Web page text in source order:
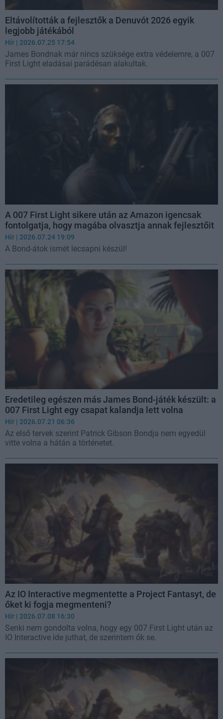
Eltávolították a fejlesztők a Denuvót 2026 egyik
legjobb játékából
Hír | 2026.07.25 17:54
James Bondnak már nincs szüksége extra védelemre, a 007
First Light eladásai parádésan alakultak.
A 007 First Light sikere után az Amazon igencsak
fontolgatja, hogy magába olvasztja annak fejlesztőit
Hír | 2026.07.24 19:09
A Bond-átok ismét lecsapni készül!
Eredetileg egészen más James Bond-játék készült: a
007 First Light egy csapat kalandja lett volna
Hír | 2026.07.21 06:36
Az első tervek szerint Patrick Gibson Bondja nem egyedül
vitte volna a hátán a történetet.
Az IO Interactive megmentette a Project Fantasyt, de
őket ki fogja megmenteni?
Hír | 2026.07.08 16:30
Senki nem gondolta volna, hogy egy 007 First Light után az
IO Interactive ide juthat, de szerintem ők se.